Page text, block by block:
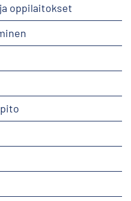
oppilaitokset